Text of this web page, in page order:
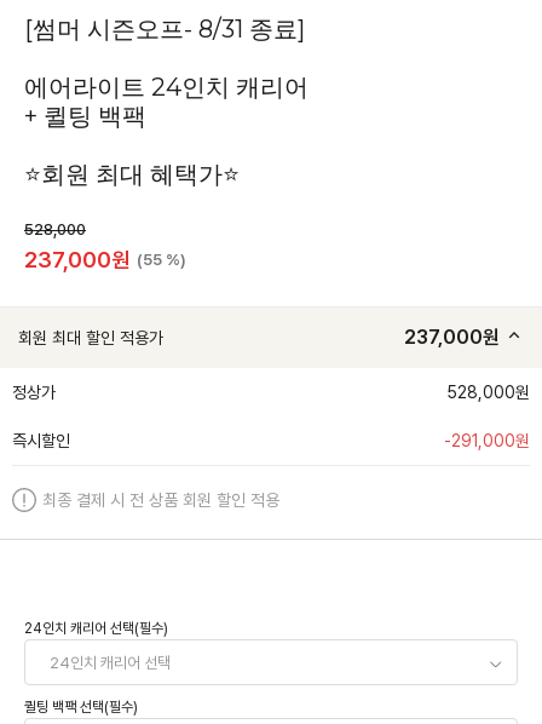
[썸머 시즌오프- 8/31 종료]
에어라이트 24인치 캐리어
+ 퀼팅 백팩
⭐회원 최대 혜택가⭐
528,000
237,000원 (55 %)
회원 최대 할인 적용가 237,000원
정상가 528,000원
즉시할인 -291,000원
최종 결제 시 전 상품 회원 할인 적용
24인치 캐리어 선택(필수)
퀼팅 백팩 선택(필수)